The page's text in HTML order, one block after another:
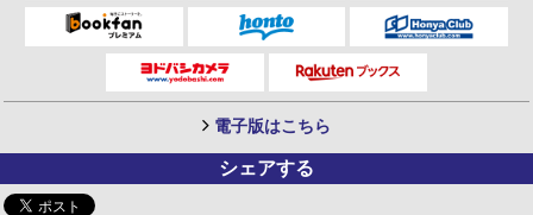
電子版はこちら
シェアする